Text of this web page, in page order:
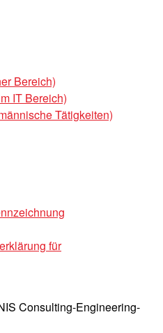
Bereich)
IT Bereich)
Tätigkeiten)
für
Consulting-Engineering-